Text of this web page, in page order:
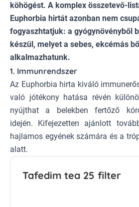
köhögést. A komplex összetevő-
Euphorbia hirtát azonban nem
fogyaszhtatjuk: a gyógynövényből
készül, melyet a sebes, ekcémás
alkalmazhatunk.
1. Immunrendszer
Az Euphorbia hirta kiváló
való jótékony hatása révén
nyújthat a belekben fertőző
idején. Kifejezetten ajánlott
hajlamos egyének számára és a
alatt.
Tafedim tea 25 filter